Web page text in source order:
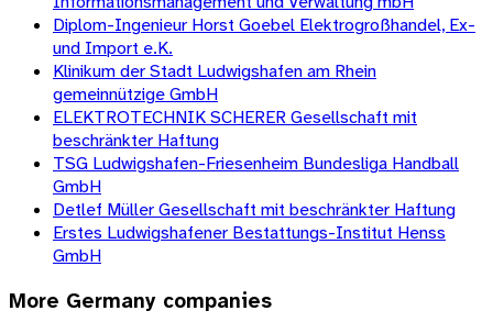
Diplom-Ingenieur Horst Goebel Elektrogroßhandel, Ex-
und Import e.K.
Klinikum der Stadt Ludwigshafen am Rhein
gemeinnützige GmbH
ELEKTROTECHNIK SCHERER Gesellschaft mit
beschränkter Haftung
TSG Ludwigshafen-Friesenheim Bundesliga Handball
GmbH
Detlef Müller Gesellschaft mit beschränkter Haftung
Erstes Ludwigshafener Bestattungs-Institut Henss
GmbH
More Germany companies